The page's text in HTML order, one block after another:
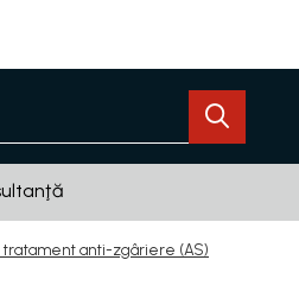
tratament anti-zgâriere (AS)